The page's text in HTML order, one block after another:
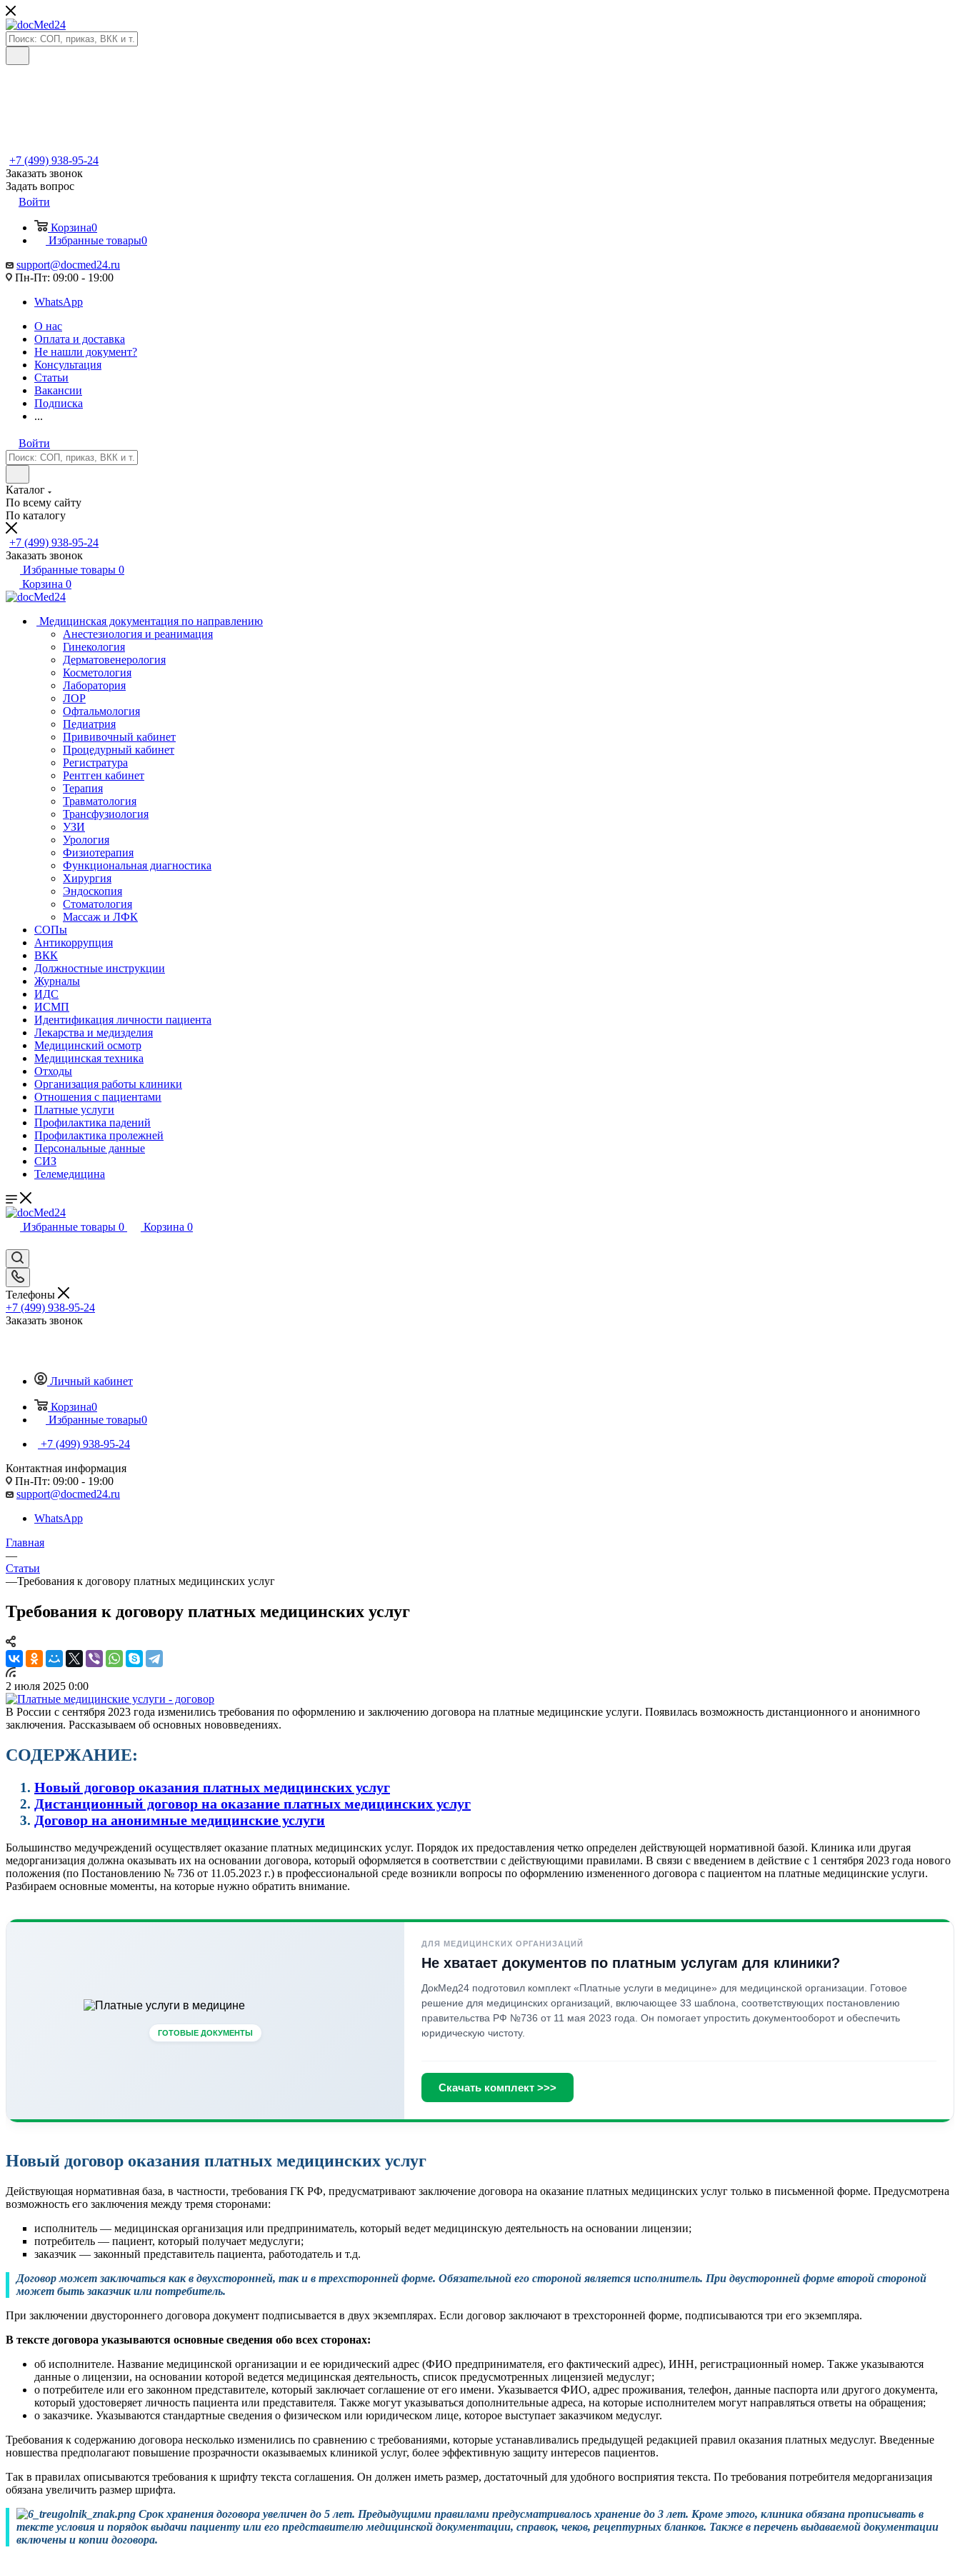
+7 (499) 938-95-24
Заказать звонок
Задать вопрос
Войти
Корзина0
Избранные товары0
support@docmed24.ru
Пн-Пт: 09:00 - 19:00
WhatsApp
О нас
Оплата и доставка
Не нашли документ?
Консультация
Статьи
Вакансии
Подписка
...
Войти
Каталог
По всему сайту
По каталогу
+7 (499) 938-95-24
Заказать звонок
Избранные товары 0
Корзина 0
Медицинская документация по направлению
Анестезиология и реанимация
Гинекология
Дерматовенерология
Косметология
Лаборатория
ЛОР
Офтальмология
Педиатрия
Прививочный кабинет
Процедурный кабинет
Регистратура
Рентген кабинет
Терапия
Травматология
Трансфузиология
УЗИ
Урология
Физиотерапия
Функциональная диагностика
Хирургия
Эндоскопия
Стоматология
Массаж и ЛФК
СОПы
Антикоррупция
ВКК
Должностные инструкции
Журналы
ИДС
ИСМП
Идентификация личности пациента
Лекарства и медизделия
Медицинский осмотр
Медицинская техника
Отходы
Организация работы клиники
Отношения с пациентами
Платные услуги
Профилактика падений
Профилактика пролежней
Персональные данные
СИЗ
Телемедицина
Избранные товары 0 Корзина 0
Телефоны
+7 (499) 938-95-24
Заказать звонок
Личный кабинет
Корзина0
Избранные товары0
+7 (499) 938-95-24
Контактная информация
Пн-Пт: 09:00 - 19:00
support@docmed24.ru
WhatsApp
Главная
—
Статьи
—Требования к договору платных медицинских услуг
Требования к договору платных медицинских услуг
2 июля 2025 0:00
В России с сентября 2023 года изменились требования по оформлению и заключению договора на платные медицинские услуги. Появилась возможность дистанционного и анонимного
заключения. Рассказываем об основных нововведениях.
СОДЕРЖАНИЕ:
Новый договор оказания платных медицинских услуг
Дистанционный договор на оказание платных медицинских услуг
Договор на анонимные медицинские услуги
Большинство медучреждений осуществляет оказание платных медицинских услуг. Порядок их предоставления четко определен действующей нормативной базой. Клиника или другая
медорганизация должна оказывать их на основании договора, который оформляется в соответствии с действующими правилами. В связи с введением в действие с 1 сентября 2023 года нового
положения (по Постановлению № 736 от 11.05.2023 г.) в профессиональной среде возникли вопросы по оформлению измененного договора с пациентом на платные медицинские услуги.
Разбираем основные моменты, на которые нужно обратить внимание.
ГОТОВЫЕ ДОКУМЕНТЫ
ДЛЯ МЕДИЦИНСКИХ ОРГАНИЗАЦИЙ
Не хватает документов по платным услугам для клиники?
ДокМед24 подготовил комплект «Платные услуги в медицине» для медицинской организации. Готовое
решение для медицинских организаций, включающее 33 шаблона, соответствующих постановлению
правительства РФ №736 от 11 мая 2023 года. Он помогает упростить документооборот и обеспечить
юридическую чистоту.
Скачать комплект >>>
Новый договор оказания платных медицинских услуг
Действующая нормативная база, в частности, требования ГК РФ, предусматривают заключение договора на оказание платных медицинских услуг только в письменной форме. Предусмотрена
возможность его заключения между тремя сторонами:
исполнитель — медицинская организация или предприниматель, который ведет медицинскую деятельность на основании лицензии;
потребитель — пациент, который получает медуслуги;
заказчик — законный представитель пациента, работодатель и т.д.
Договор может заключаться как в двухсторонней, так и в трехсторонней форме. Обязательной его стороной является исполнитель. При двусторонней форме второй стороной
может быть заказчик или потребитель.
При заключении двустороннего договора документ подписывается в двух экземплярах. Если договор заключают в трехсторонней форме, подписываются три его экземпляра.
В тексте договора указываются основные сведения обо всех сторонах:
об исполнителе. Название медицинской организации и ее юридический адрес (ФИО предпринимателя, его фактический адрес), ИНН, регистрационный номер. Также указываются
данные о лицензии, на основании которой ведется медицинская деятельность, список предусмотренных лицензией медуслуг;
о потребителе или его законном представителе, который заключает соглашение от его имени. Указывается ФИО, адрес проживания, телефон, данные паспорта или другого документа,
который удостоверяет личность пациента или представителя. Также могут указываться дополнительные адреса, на которые исполнителем могут направляться ответы на обращения;
о заказчике. Указываются стандартные сведения о физическом или юридическом лице, которое выступает заказчиком медуслуг.
Требования к содержанию договора несколько изменились по сравнению с требованиями, которые устанавливались предыдущей редакцией правил оказания платных медуслуг. Введенные
новшества предполагают повышение прозрачности оказываемых клиникой услуг, более эффективную защиту интересов пациентов.
Так в правилах описываются требования к шрифту текста соглашения. Он должен иметь размер, достаточный для удобного восприятия текста. По требования потребителя медорганизация
обязана увеличить размер шрифта.
Срок хранения договора увеличен до 5 лет. Предыдущими правилами предусматривалось хранение до 3 лет. Кроме этого, клиника обязана прописывать в
тексте условия и порядок выдачи пациенту или его представителю медицинской документации, справок, чеков, рецептурных бланков. Также в перечень выдаваемой документации
включены и копии договора.